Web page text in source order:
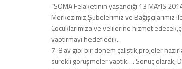
“SOMA Felaketinin yaşandığı 13 MAYIS
Merkezimiz,Şubelerimiz ve Bağışçılarımız
Çocuklarımıza ve velilerine hizmet
yaptırmayı hedefledik..
7-8 ay gibi bir dönem çalıştık,projeler
sürekli görüşmeler yaptık…. Sonuç olarak;